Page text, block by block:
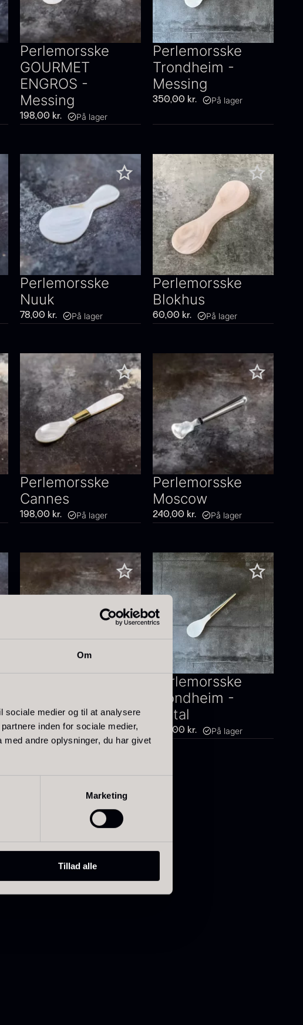
Om
sociale medier og til at analysere
inden for sociale medier,
andre oplysninger, du har givet
Marketing
Tillad alle
Perlemorsske
GOURMET
ENGROS -
Messing
198,00 kr. På lager
Perlemorsske
Trondheim -
Messing
350,00 kr. På lager
Perlemorsske
Nuuk
78,00 kr. På lager
Perlemorsske
Blokhus
60,00 kr. På lager
Perlemorsske
Cannes
198,00 kr. På lager
Perlemorsske
Moscow
240,00 kr. På lager
ENGROS - Metal
198,00 kr. På lager
Perlemorsske
Trondheim -
Metal
350,00 kr. På lager